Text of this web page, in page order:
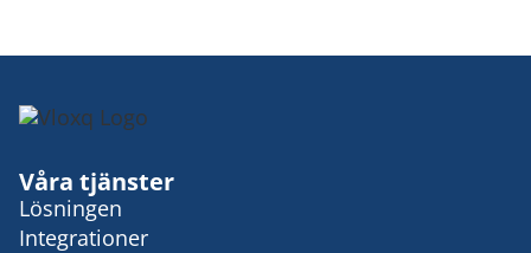
Våra tjänster
Lösningen
Integrationer